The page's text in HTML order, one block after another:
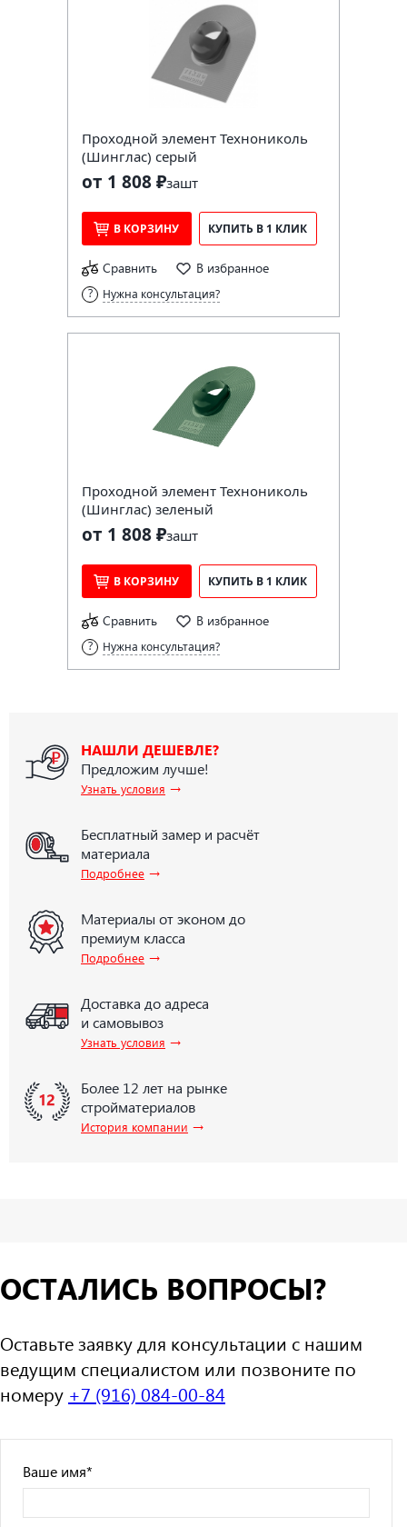
Проходной элемент Технониколь
(Шинглас) серый
от 1 808 ₽зашт
В КОРЗИНУ КУПИТЬ В 1 КЛИК
Сравнить В избранное
Нужна консультация?
Проходной элемент Технониколь
(Шинглас) зеленый
от 1 808 ₽зашт
В КОРЗИНУ КУПИТЬ В 1 КЛИК
Сравнить В избранное
Нужна консультация?
НАШЛИ ДЕШЕВЛЕ?
Предложим лучше!
Узнать условия →
Бесплатный замер и расчёт
материала
Подробнее →
Материалы от эконом до
премиум класса
Подробнее →
Доставка до адреса
и самовывоз
Узнать условия →
Более 12 лет на рынке
стройматериалов
История компании →
ОСТАЛИСЬ ВОПРОСЫ?
Оставьте заявку для консультации с нашим
ведущим специалистом или позвоните по
номеру +7 (916) 084-00-84
Ваше имя*